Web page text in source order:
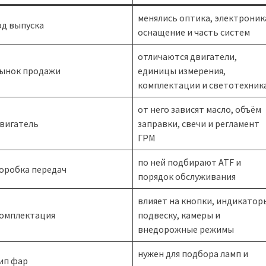
выпуска
менялись оптика,
оснащение и часть систем
продажи
отличаются двигатели,
единицы измерения,
комплектации и
от него зависят масло, объём
заправки, свечи и регламент
ГРМ
передач
по ней подбирают ATF и
порядок обслуживания
влияет на кнопки,
подвеску, камеры и
внедорожные режимы
фар
нужен для подбора ламп и